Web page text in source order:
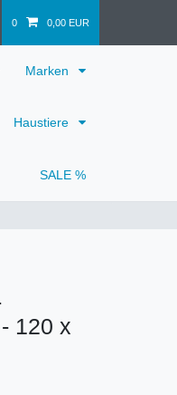
0 0,00 EUR
Marken
Haustiere
SALE %
120 x